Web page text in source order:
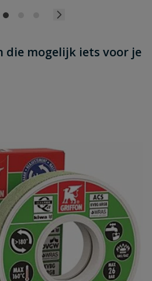
die mogelijk iets voor je